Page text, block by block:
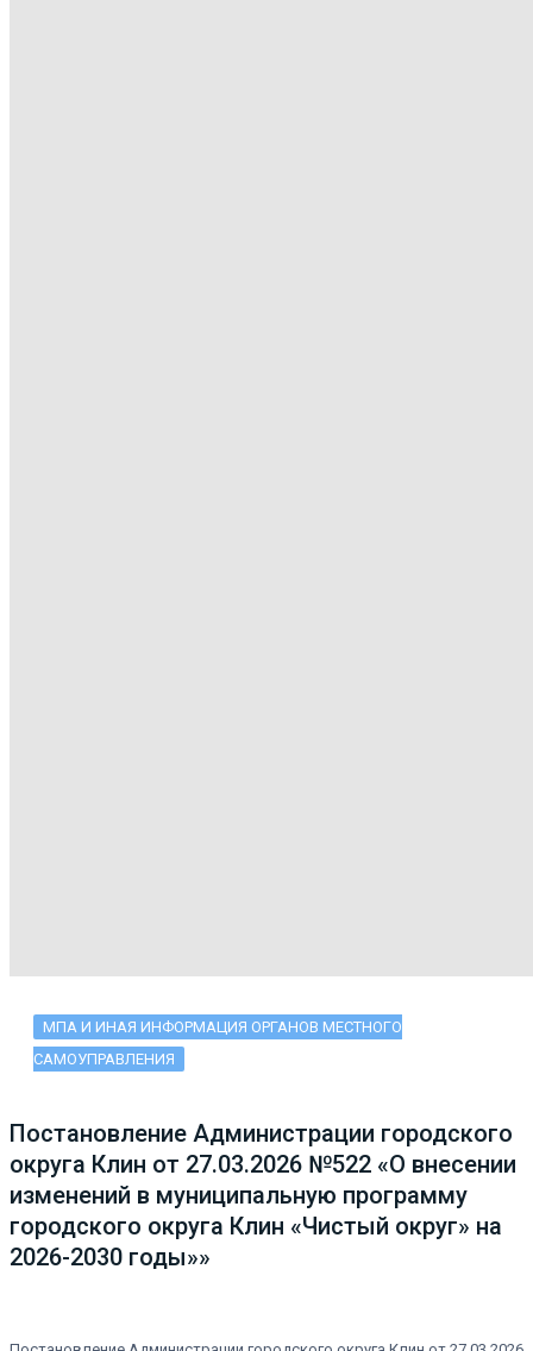
МПА И ИНАЯ ИНФОРМАЦИЯ ОРГАНОВ МЕСТНОГО
САМОУПРАВЛЕНИЯ
Постановление Администрации городского
округа Клин от 27.03.2026 №522 «О внесении
изменений в муниципальную программу
городского округа Клин «Чистый округ» на
2026-2030 годы»»